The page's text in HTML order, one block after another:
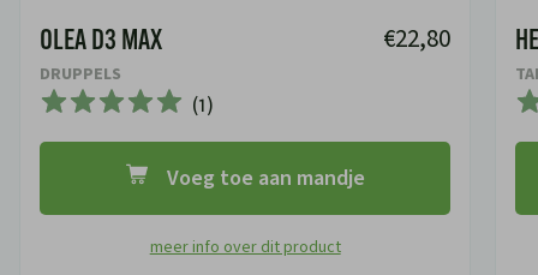
OLEA D3 MAX
DRUPPELS
€22,80
(1)
Voeg toe aan mandje
meer info over dit product